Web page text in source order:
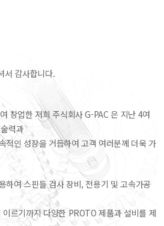
서 감사합니다.
창업한 저희 주식회사 G-PAC 은 지난 4여
력과
적인 성장을 거듭하여 고객 여러분께 더욱 가
하여 스핀들 검사 장비, 전용기 및 고속가공
르기까지 다양한 PROTO 제품과 설비를 제